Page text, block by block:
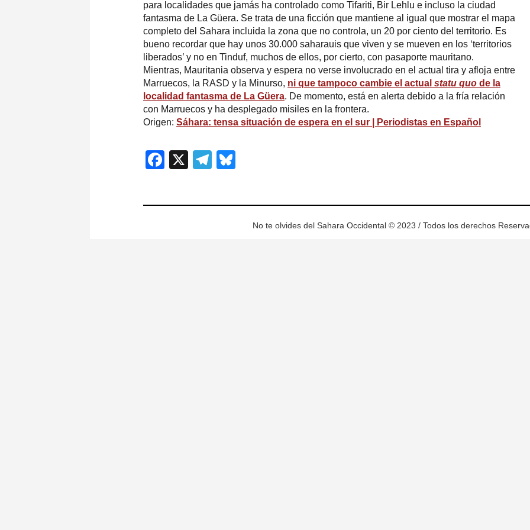
para localidades que jamás ha controlado como Tifariti, Bir Lehlu e incluso la ciudad
fantasma de La Güera. Se trata de una ficción que mantiene al igual que mostrar el mapa
completo del Sahara incluida la zona que no controla, un 20 por ciento del territorio. Es
bueno recordar que hay unos 30.000 saharauis que viven y se mueven en los ‘territorios
liberados’ y no en Tinduf, muchos de ellos, por cierto, con pasaporte mauritano.
Mientras, Mauritania observa y espera no verse involucrado en el actual tira y afloja entre
Marruecos, la RASD y la Minurso, ni que tampoco cambie el actual statu quo de la
localidad fantasma de La Güera. De momento, está en alerta debido a la fría relación
con Marruecos y ha desplegado misiles en la frontera.
Origen: Sáhara: tensa situación de espera en el sur | Periodistas en Español
Facebook
X Telegram
No te olvides del Sahara Occidental © 2023 / Todos los derechos